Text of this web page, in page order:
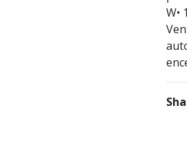
W•